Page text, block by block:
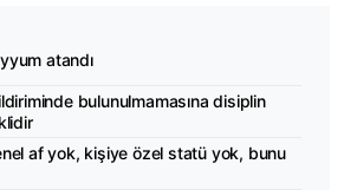
atandı
bulunulmamasına disiplin
af yok, kişiye özel statü yok, bunu